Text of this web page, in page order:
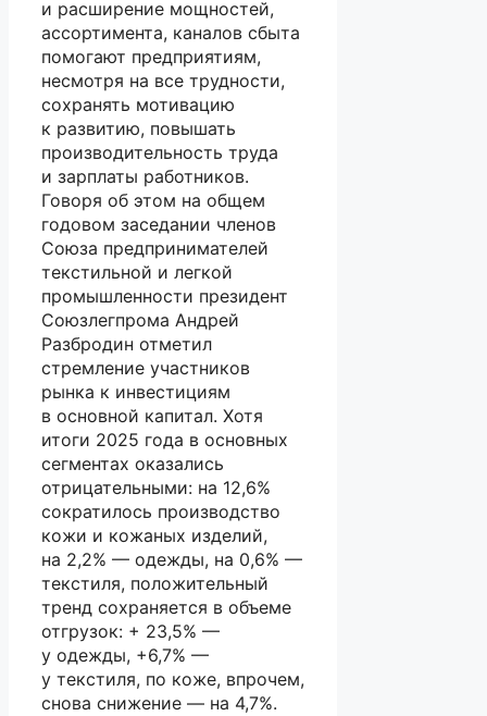
и расширение мощностей,
ассортимента, каналов сбыта
помогают предприятиям,
несмотря на все трудности,
сохранять мотивацию
к развитию, повышать
производительность труда
и зарплаты работников.
Говоря об этом на общем
годовом заседании членов
Союза предпринимателей
текстильной и легкой
промышленности президент
Союзлегпрома Андрей
Разбродин отметил
стремление участников
рынка к инвестициям
в основной капитал. Хотя
итоги 2025 года в основных
сегментах оказались
отрицательными: на 12,6%
сократилось производство
кожи и кожаных изделий,
на 2,2% — одежды, на 0,6% —
текстиля, положительный
тренд сохраняется в объеме
отгрузок: + 23,5% —
у одежды, +6,7% —
у текстиля, по коже, впрочем,
снова снижение — на 4,7%.